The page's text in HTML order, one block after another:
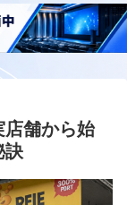
店舗から始
訣